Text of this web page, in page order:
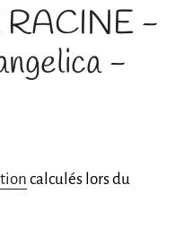
RACINE -
-
calculés lors du